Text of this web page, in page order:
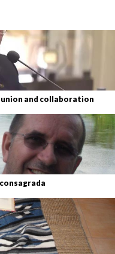
and collaboration